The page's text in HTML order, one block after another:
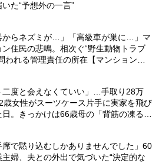
た“予想外の一言”
からネズミが…」「高級車が巣に…」マ
ン住民の悲鳴。相次ぐ“野生動物トラブ
われる管理責任の所在【マンション管
二度と会えなくていい」…手取り28万
歳女性がスーツケース片手に実家を飛び
。きっかけは66歳母の「背筋の凍る一
席で黙り込むしかありませんでした」60
主婦、夫との外出で気づいた“決定的な